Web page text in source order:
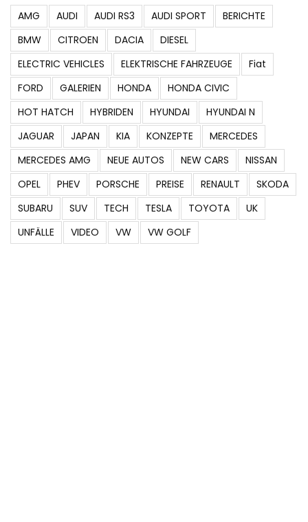
AMG AUDI AUDI RS3 AUDI SPORT
BERICHTE
BMW
CITROEN DACIA
DIESEL
ELECTRIC VEHICLES
ELEKTRISCHE FAHRZEUGE
Fiat
FORD
GALERIEN HONDA
HONDA CIVIC
HOT HATCH
HYBRIDEN HYUNDAI
HYUNDAI N
JAGUAR
JAPAN KIA KONZEPTE
MERCEDES
MERCEDES AMG
NEUE AUTOS NEW CARS
NISSAN
OPEL
PHEV PORSCHE PREISE RENAULT
SKODA
SUBARU
SUV TECH TESLA TOYOTA
UK
UNFÄLLE
VIDEO VW VW GOLF